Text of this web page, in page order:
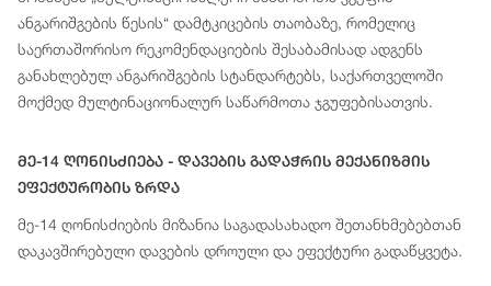
ანგარიშგების წესის“ დამტკიცების თაობაზე, რომელიც
საერთაშორისო რეკომენდაციების შესაბამისად ადგენს
განახლებულ ანგარიშგების სტანდარტებს, საქართველოში
მოქმედ მულტინაციონალურ საწარმოთა ჯგუფებისათვის.
Მე-14 Ღონისძიება - Დავების Გადაჭრის Მექანიზმის
Ეფექტურობის Ზრდა
მე-14 ღონისძიების მიზანია საგადასახადო შეთანხმებებთან
დაკავშირებული დავების დროული და ეფექტური გადაწყვეტა.